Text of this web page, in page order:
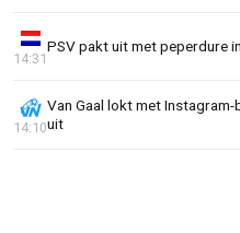
PSV pakt uit met peperdure
14:31
Van Gaal lokt met
uit
14:10